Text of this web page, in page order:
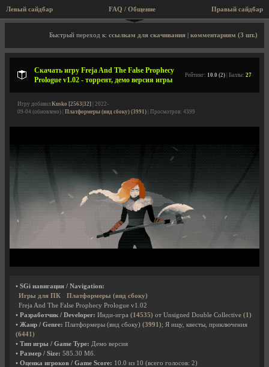
Левый сайдбар Правый сайдбар
FAQ / Общение
Описание игры, торрент, скриншоты, видео
Быстрый переход к: ссылкам для скачивания комментариям (3 шт.)
Скачать игру Freja And The False Prophecy
Prologue v1.02 - торрент, демо версия игры
Рейтинг: 10.0 (2) | Баллы: 27
Игру добавил Kusko [2563|32] | 2022-
09-04 (обновлено) | Платформеры (вид сбоку) (3991) | Просмотров: 4399
• SGi навигация / Navigation:
Игры для ПК
Платформеры (вид сбоку)
Freja And The False Prophecy Prologue v1.02
• Разработчик / Developer: Инди-игра (14535) от Unsigned Double Collective (1)
• Жанр / Genre: Платформеры (вид сбоку) (3991); Я ищу, квесты, приключения
(6441)
• Тип игры / Game Type: Демо версия
• Размер / Size: 585.30 Мб.
• Оценка игроков / Game Score: 10.0 из 10 (всего голосов: 2)